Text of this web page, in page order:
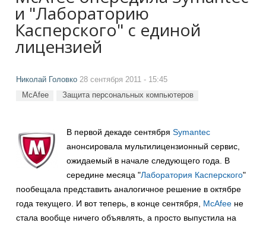
и "Лабораторию
Касперского" с единой
лицензией
Николай Головко 28 сентября 2011 - 15:45
McAfee Защита персональных компьютеров
В первой декаде сентября Symantec
анонсировала мультилицензионный сервис,
ожидаемый в начале следующего года. В
середине месяца "Лаборатория Касперского"
пообещала представить аналогичное решение в октябре
года текущего. И вот теперь, в конце сентября, McAfee не
стала вообще ничего объявлять, а просто выпустила на